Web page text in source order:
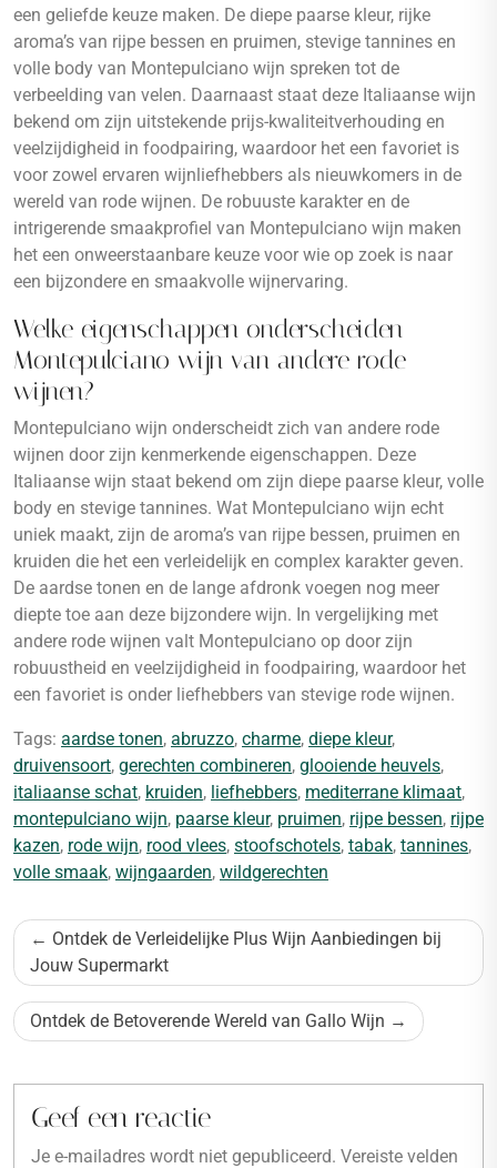
een geliefde keuze maken. De diepe paarse kleur, rijke
aroma’s van rijpe bessen en pruimen, stevige tannines en
volle body van Montepulciano wijn spreken tot de
verbeelding van velen. Daarnaast staat deze Italiaanse wijn
bekend om zijn uitstekende prijs-kwaliteitverhouding en
veelzijdigheid in foodpairing, waardoor het een favoriet is
voor zowel ervaren wijnliefhebbers als nieuwkomers in de
wereld van rode wijnen. De robuuste karakter en de
intrigerende smaakprofiel van Montepulciano wijn maken
het een onweerstaanbare keuze voor wie op zoek is naar
een bijzondere en smaakvolle wijnervaring.
Welke eigenschappen onderscheiden
Montepulciano wijn van andere rode
wijnen?
Montepulciano wijn onderscheidt zich van andere rode
wijnen door zijn kenmerkende eigenschappen. Deze
Italiaanse wijn staat bekend om zijn diepe paarse kleur, volle
body en stevige tannines. Wat Montepulciano wijn echt
uniek maakt, zijn de aroma’s van rijpe bessen, pruimen en
kruiden die het een verleidelijk en complex karakter geven.
De aardse tonen en de lange afdronk voegen nog meer
diepte toe aan deze bijzondere wijn. In vergelijking met
andere rode wijnen valt Montepulciano op door zijn
robuustheid en veelzijdigheid in foodpairing, waardoor het
een favoriet is onder liefhebbers van stevige rode wijnen.
Tags: aardse tonen, abruzzo, charme, diepe kleur,
druivensoort, gerechten combineren, glooiende heuvels,
italiaanse schat, kruiden, liefhebbers, mediterrane klimaat,
montepulciano wijn, paarse kleur, pruimen, rijpe bessen, rijpe
kazen, rode wijn, rood vlees, stoofschotels, tabak, tannines,
volle smaak, wijngaarden, wildgerechten
Bericht
navigatie
Ontdek de Verleidelijke Plus Wijn Aanbiedingen bij
Jouw Supermarkt
Ontdek de Betoverende Wereld van Gallo Wijn
Geef een reactie
Je e-mailadres wordt niet gepubliceerd. Vereiste velden